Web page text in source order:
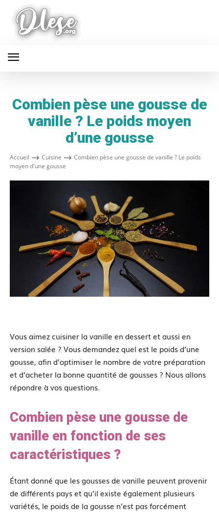
Combien pèse une gousse de
vanille ? Le poids moyen
d’une gousse
Accueil Cuisine
Combien pèse une gousse de vanille ? Le poids
moyen d'une gousse
Vous aimez cuisiner la vanille en dessert et aussi en
version salée ? Vous demandez quel est le poids d’une
gousse, afin d’optimiser le nombre de votre préparation
et d’acheter la bonne quantité de gousses ? Nous allons
répondre à vos questions.
Combien pèse une gousse de
vanille en fonction de ses
caractéristiques ?
Étant donné que les gousses de vanille peuvent provenir
de différents pays et qu’il existe également plusieurs
variétés, le poids de la gousse n’est pas forcément